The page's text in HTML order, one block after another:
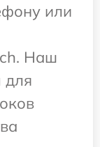
или
Наш
для